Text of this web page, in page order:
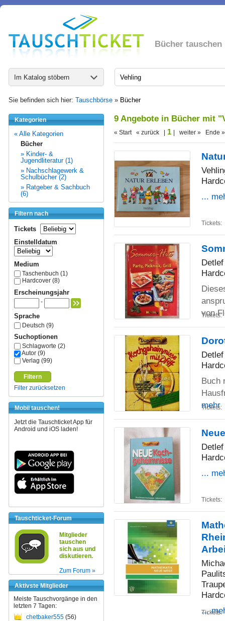
Bücher tauschen
Im Katalog stöbern
Sie befinden sich hier: Tauschbörse » Bücher
Kategorien
« Alle Kategorien
Bücher
» Kinder- &
Jugendliteratur (1)
» Nachschlagewerk &
Schulbücher (2)
» Ratgeber & Sachbuch
(6)
Filtern nach
Tickets
Einstelldatum
Medium
Taschenbuch (1)
Hardcover (8)
Erscheinungsjahr
-
Sprache
Deutsch (9)
Suchoptionen
Schlagworte (2)
Autor (9)
Verlag (99)
Filtern
Filter zurücksetzen
Mobil tauschen!
Jetzt die Tauschticket App für
Android und iOS laden!
Tauschticket-Forum
Mitglieder
tauschen
sich aus und
diskutieren.
Zum Forum »
Aktivste Mitglieder
Meiste Tauschvorgänge in den
letzten 7 Tagen:
chetbaker555 (56)
9 Angebote in Bücher mit
« Start « zurück | 1 | weiter » Ende »
...
Tickets:
von
Tickets:
Buch
mehr
Tickets:
...
Tickets:
...
Tickets: